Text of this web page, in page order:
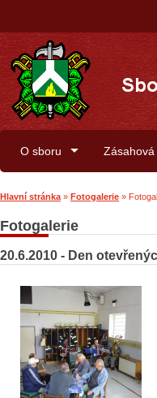
O sboru
Hlavní stránka » Fotogalerie »
Fotogalerie
20.6.2010 - Den